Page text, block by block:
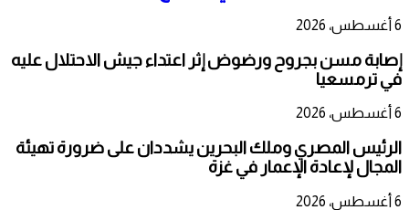
6 أغسطس، 2026
إصابة مسن بجروح ورضوض إثر اعتداء جيش الاحتلال عليه
في ترمسعيا
6 أغسطس، 2026
الرئيس المصري وملك البحرين يشددان على ضرورة تهيئة
المجال لإعادة الإعمار في غزة
6 أغسطس، 2026